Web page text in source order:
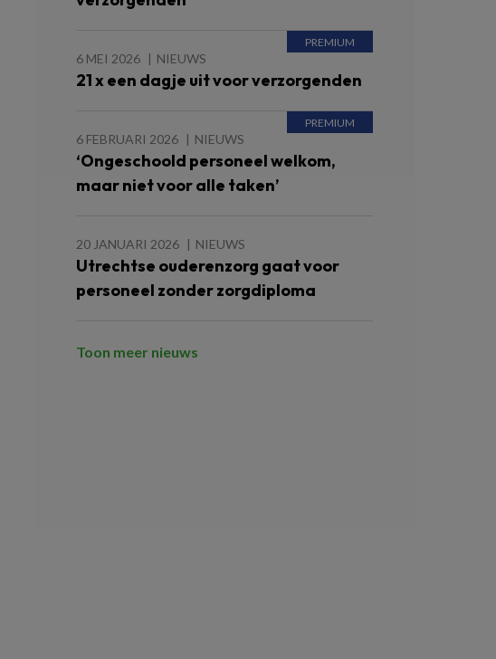
6 MEI 2026 NIEUWS
21 x een dagje uit voor verzorgenden
6 FEBRUARI 2026 NIEUWS
‘Ongeschoold personeel welkom,
maar niet voor alle taken’
20 JANUARI 2026 NIEUWS
Utrechtse ouderenzorg gaat voor
personeel zonder zorgdiploma
Toon meer nieuws